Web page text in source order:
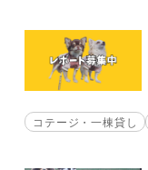
コテージ・一棟貸し